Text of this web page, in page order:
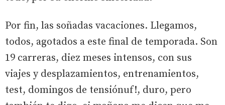
Por fin, las soñadas vacaciones. Llegamos,
todos, agotados a este final de temporada. Son
19 carreras, diez meses intensos, con sus
viajes y desplazamientos, entrenamientos,
test, domingos de tensiónuf!, duro, pero